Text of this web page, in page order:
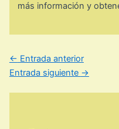
más información y
← Entrada anterior
Entrada siguiente →